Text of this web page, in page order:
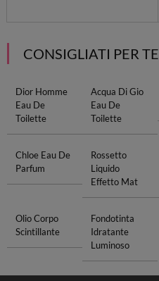
CONSIGLIATI PER TE
Dior Homme
Eau De
Toilette
Acqua Di Gio
Eau De
Toilette
Chloe Eau De
Parfum
Rossetto
Liquido
Effetto Mat
Olio Corpo
Scintillante
Fondotinta
Idratante
Luminoso